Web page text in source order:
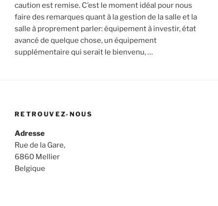
caution est remise. C’est le moment idéal pour nous
faire des remarques quant à la gestion de la salle et la
salle à proprement parler: équipement à investir, état
avancé de quelque chose, un équipement
supplémentaire qui serait le bienvenu, …
RETROUVEZ-NOUS
Adresse
Rue de la Gare,
6860 Mellier
Belgique